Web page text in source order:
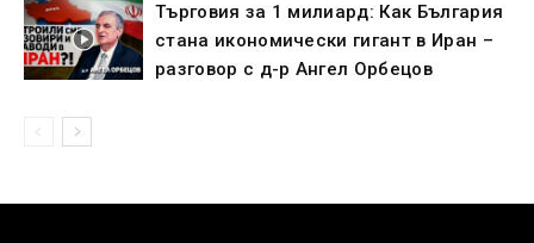
Търговия за 1 милиард: Как България
стана икономически гигант в Иран –
разговор с д-р Ангел Орбецов